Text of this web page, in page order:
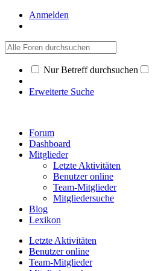
Anmelden
Nur Betreff durchsuchen
Erweiterte Suche
Forum
Dashboard
Mitglieder
Letzte Aktivitäten
Benutzer online
Team-Mitglieder
Mitgliedersuche
Blog
Lexikon
Letzte Aktivitäten
Benutzer online
Team-Mitglieder